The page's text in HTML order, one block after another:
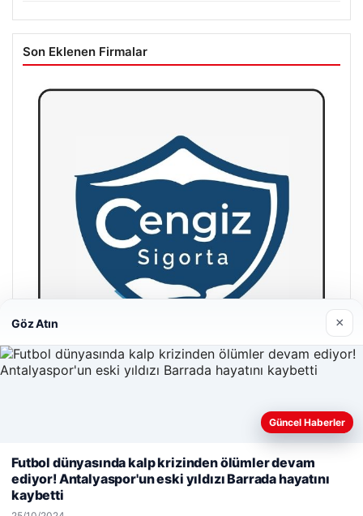
Son Eklenen Firmalar
deneyiminizi kişiselleştirmek ve geliştirmek amacıyla çerezler
kullanıyoruz.Çerez Politikamız
Göz Atın ×
Güncel Haberler
Futbol dünyasında kalp krizinden ölümler devam
ediyor! Antalyaspor'un eski yıldızı Barrada hayatını
kaybetti